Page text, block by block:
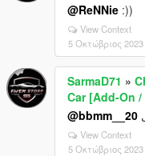
@ReNNie :))
View Context
5 Οκτώβριος 2023
SarmaD71 »
Car [Add-On /
@bbmm__20
View Context
5 Οκτώβριος 2023